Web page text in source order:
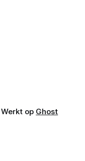
Werkt op Ghost